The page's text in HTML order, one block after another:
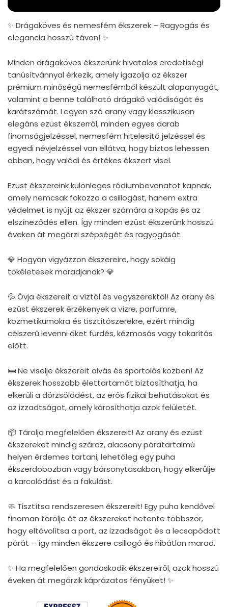
✨ Drágaköves és nemesfém ékszerek – Ragyogás és
elegancia hosszú távon! ✨
Minden drágaköves ékszerünk hivatalos eredetiségi
tanúsítvánnyal érkezik, amely igazolja az ékszer
prémium minőségű nemesfémből készült alapanyagát,
valamint a benne található drágakő valódiságát és
karátszámát. Legyen szó arany vagy klasszikusan
elegáns ezüst ékszerről, minden egyes darab
finomságjelzéssel, nemesfém hitelesítő jelzéssel és
egyedi névjelzéssel van ellátva, hogy biztos lehessen
abban, hogy valódi és értékes ékszert visel.
Ezüst ékszereink különleges ródiumbevonatot kapnak,
amely nemcsak fokozza a csillogást, hanem extra
védelmet is nyújt az ékszer számára a kopás és az
elszíneződés ellen. Így minden ezüst ékszerünk hosszú
éveken át megőrzi szépségét és ragyogását.
💎 Hogyan vigyázzon ékszereire, hogy sokáig
tökéletesek maradjanak? 💎
💦 Óvja ékszereit a víztől és vegyszerektől! Az arany és
ezüst ékszerek érzékenyek a vízre, parfümre,
kozmetikumokra és tisztítószerekre, ezért mindig
célszerű levenni őket fürdés, kézmosás vagy takarítás
előtt.
🛏 Ne viselje ékszereit alvás és sportolás közben! Az
ékszerek hosszabb élettartamát biztosíthatja, ha
elkerüli a dörzsölődést, az erős fizikai behatásokat és
az izzadtságot, amely károsíthatja azok felületét.
📦 Tárolja megfelelően ékszereit! Az arany és ezüst
ékszereket mindig száraz, alacsony páratartalmú
helyen érdemes tartani, lehetőleg egy puha
ékszerdobozban vagy bársonytasakban, hogy elkerülje
a karcolódást és a fakulást.
🧼 Tisztítsa rendszeresen ékszereit! Egy puha kendővel
finoman törölje át az ékszereket hetente többször,
hogy eltávolítsa a port, az izzadságot és a lecsapódott
párát – így minden ékszere csillogó és hibátlan marad.
✨ Ha megfelelően gondoskodik ékszereiről, azok hosszú
éveken át megőrzik káprázatos fényüket! ✨